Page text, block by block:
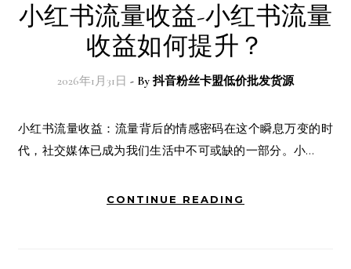
小红书流量收益-小红书流量
收益如何提升？
2026年1月31日 - By 抖音粉丝卡盟低价批发货源
小红书流量收益：流量背后的情感密码在这个瞬息万变的时
代，社交媒体已成为我们生活中不可或缺的一部分。小…
CONTINUE READING